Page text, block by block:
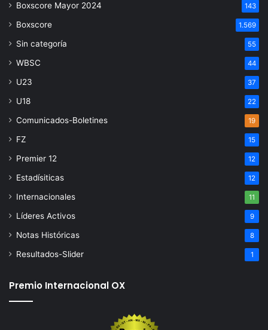
Boxscore Mayor 2024 143
Boxscore 1.569
Sin categoría 55
WBSC 44
U23 37
U18 22
Comunicados-Boletines 19
FZ 15
Premier 12 12
Estadísiticas 12
Internacionales 11
Líderes Activos 9
Notas Históricas 8
Resultados-Slider 1
Premio Internacional OX